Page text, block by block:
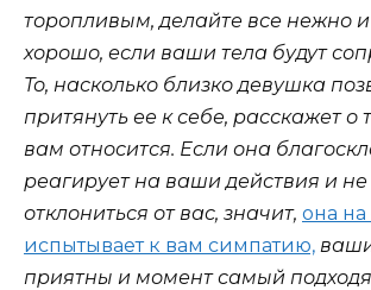
торопливым, делайте все нежно и
хорошо, если ваши тела будут
То, насколько близко девушка
притянуть ее к себе, расскажет о
вам относится. Если она
реагирует на ваши действия и не
отклониться от вас, значит, она
испытывает к вам симпатию,
приятны и момент самый